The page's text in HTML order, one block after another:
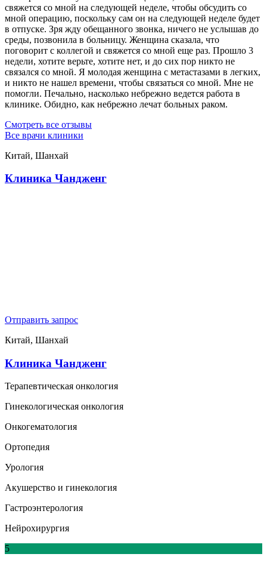
свяжется со мной на следующей неделе, чтобы обсудить со
мной операцию, поскольку сам он на следующей неделе будет
в отпуске. Зря жду обещанного звонка, ничего не услышав до
среды, позвонила в больницу. Женщина сказала, что
поговорит с коллегой и свяжется со мной еще раз. Прошло 3
недели, хотите верьте, хотите нет, и до сих пор никто не
связался со мной. Я молодая женщина с метастазами в легких,
и никто не нашел времени, чтобы связаться со мной. Мне не
помогли. Печально, насколько небрежно ведется работа в
клинике. Обидно, как небрежно лечат больных раком.
Смотреть все отзывы
Все врачи клиники
Китай, Шанхай
Клиника Чандженг
Отправить запрос
Китай, Шанхай
Клиника Чандженг
Терапевтическая онкология
Гинекологическая онкология
Онкогематология
Ортопедия
Урология
Акушерство и гинекология
Гастроэнтерология
Нейрохирургия
5